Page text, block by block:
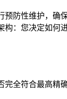
预防性维护，确
构：您决定如何
全符合最高精